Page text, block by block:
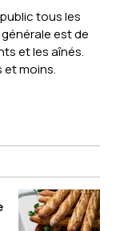
tous les
est de
et les aînés.
et moins.